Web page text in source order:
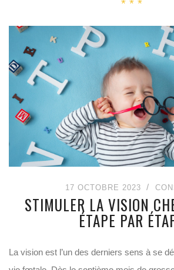
17 OCTOBRE 2023
STIMULER LA VISION
ÉTAPE PAR
La vision est l’un des derniers sens à se